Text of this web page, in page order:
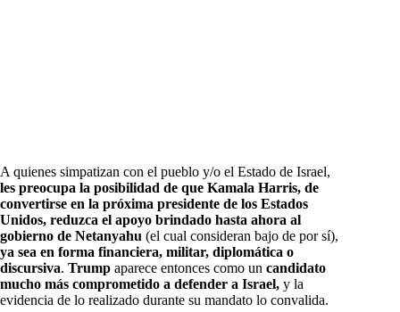
A quienes simpatizan con el pueblo y/o el Estado de Israel,
les preocupa la posibilidad de que Kamala Harris, de
convertirse en la próxima presidente de los Estados
Unidos, reduzca el apoyo brindado hasta ahora al
gobierno de Netanyahu (el cual consideran bajo de por sí),
ya sea en forma financiera, militar, diplomática o
discursiva. Trump aparece entonces como un candidato
mucho más comprometido a defender a Israel, y la
evidencia de lo realizado durante su mandato lo convalida.